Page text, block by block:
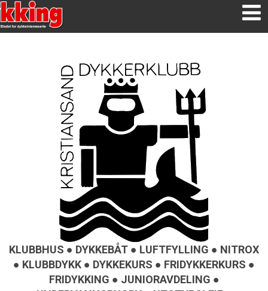
KLUBBHUS ● DYKKEBÅT ● LUFTFYLLING ● NITROX
● KLUBBDYKK ● DYKKEKURS ● FRIDYKKERKURS ●
FRIDYKKING ● JUNIORAVDELING ●